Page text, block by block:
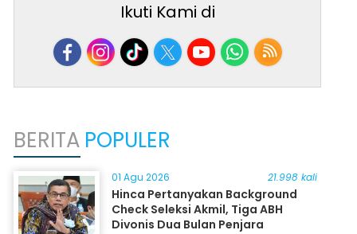
Ikuti Kami di
BERITA POPULER
01 Agu 2026 21.998 kali
Hinca Pertanyakan Background
Check Seleksi Akmil, Tiga ABH
Divonis Dua Bulan Penjara